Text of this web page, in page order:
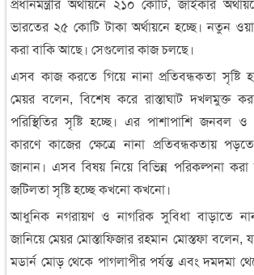
প্রধানমন্ত্রীর অর্থায়নে ২১০ কোটি, জাইকার
ভারতের ২৫ কোটি টাকা অর্থায়নে হচ্ছে। নতুন
করা বাকি আছে। সেগুলোর কাজ চলছে।
এসব কাজ করতে গিয়ে নানা প্রতিবন্ধকতা সৃষ্টি
মেয়র বলেন, বিশেষ করে রাস্তাঘাট দখলমুক্ত
পরিস্থিতির সৃষ্টি হচ্ছে। এর পাশাপাশি জনবল ও
কারণে কাজের ক্ষেত্রে নানা প্রতিবন্ধকতায়
জানান। এসব বিষয় নিয়ে বিভিন্ন পরিকল্পনা
জটিলতা সৃষ্টি হচ্ছে কখনো কখনো।
আধুনিক নগরায়ণ ও নাগরিক সুবিধা বাড়াতে
জানিয়ে মেয়র মোস্তাফিজার রহমান মোস্তফা বলেন,
মডার্ন মোড় থেকে পাগলাপীর পর্যন্ত এবং দমদমা